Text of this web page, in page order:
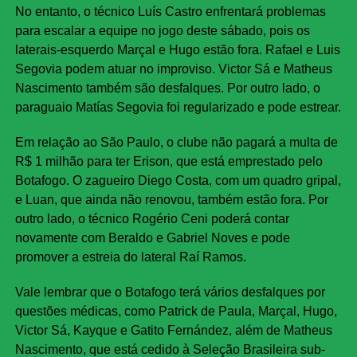
No entanto, o técnico Luís Castro enfrentará problemas
para escalar a equipe no jogo deste sábado, pois os
laterais-esquerdo Marçal e Hugo estão fora. Rafael e Luis
Segovia podem atuar no improviso. Victor Sá e Matheus
Nascimento também são desfalques. Por outro lado, o
paraguaio Matías Segovia foi regularizado e pode estrear.
Em relação ao São Paulo, o clube não pagará a multa de
R$ 1 milhão para ter Erison, que está emprestado pelo
Botafogo. O zagueiro Diego Costa, com um quadro gripal,
e Luan, que ainda não renovou, também estão fora. Por
outro lado, o técnico Rogério Ceni poderá contar
novamente com Beraldo e Gabriel Noves e pode
promover a estreia do lateral Raí Ramos.
Vale lembrar que o Botafogo terá vários desfalques por
questões médicas, como Patrick de Paula, Marçal, Hugo,
Victor Sá, Kayque e Gatito Fernández, além de Matheus
Nascimento, que está cedido à Seleção Brasileira sub-